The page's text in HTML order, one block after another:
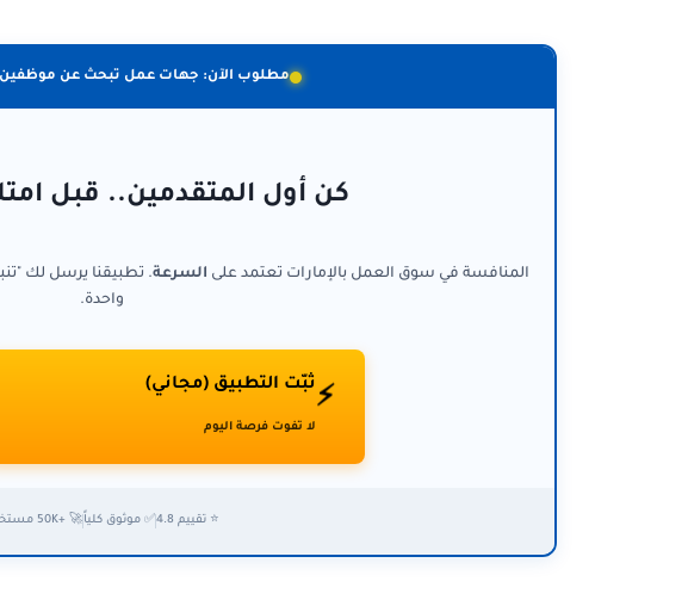
مطلوب الآن: جهات عمل تبحث عن
كن أول المتقدمين.. قبل
المنافسة في سوق العمل بالإمارات تعتمد على السرعة. تطبيقنا يرسل لك
واحدة.
⚡
ثبّت التطبيق (مجاني)
لا تفوت فرصة اليوم
⭐ تقييم 4.8 ✅ موثوق كلياً 🚀 +50K مستخدم